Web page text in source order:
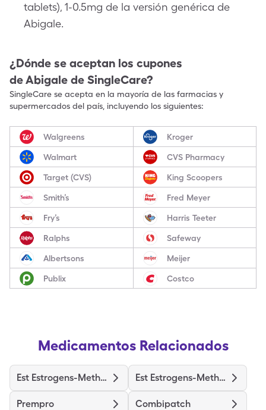
tablets), 1-0.5mg de la versión genérica de
Abigale.
¿Dónde se aceptan los cupones
deAbigale de SingleCare?
SingleCare se acepta en la mayoría de las farmacias y
supermercados del país, incluyendo los siguientes:
Walgreens Kroger
Walmart CVS Pharmacy
Target (CVS) King Scoopers
Smith’s Fred Meyer
Fry’s Harris Teeter
Ralphs Safeway
Albertsons Meijer
Publix Costco
Medicamentos Relacionados
Est Estrogens-Methyltest Est Estrogens-Methyltest Hs
Prempro Combipatch